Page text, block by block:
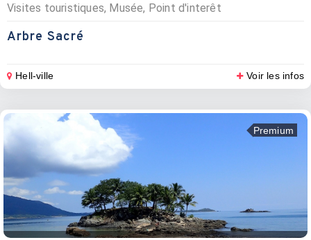
Visites touristiques, Musée, Point d'interêt
Arbre Sacré
Hell-ville Voir les infos
Premium